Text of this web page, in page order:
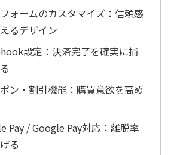
ォームのカスタマイズ：信頼感
るデザイン
設定：決済完了を確実に捕
ン・割引機能：購買意欲を高め
Pay / Google Pay対応：離脱率
る